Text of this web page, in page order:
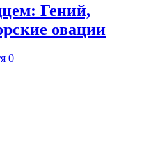
Гений,
овации
0